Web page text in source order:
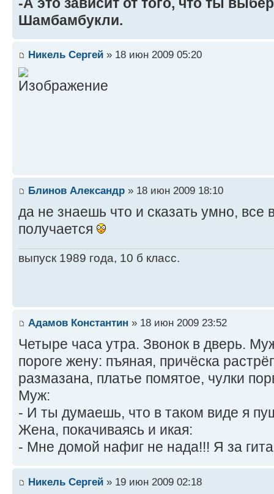
Шамбамбукли.
Никель Сергей » 18 июн 2009 05:20
Блинов Александр » 18 июн 2009 18:10
да не знаешь что и сказать умно, все
получается
выпуск 1989 года, 10 б класс.
Адамов Константин » 18 июн 2009 23:52
Четыре часа утра. Звонок в дверь.
пороге жену: пъяная, причёска
размазана, платье помятое, чулки
Муж:
- И ты думаешь, что в таком виде я
Жена, покачиваясь и икая:
- Мне домой нафиг не нада!!! Я за
Никель Сергей » 19 июн 2009 02:18